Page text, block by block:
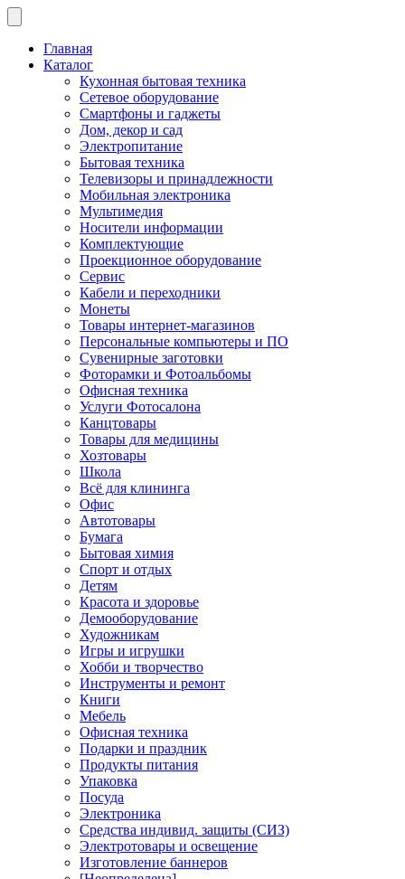
Главная
Каталог
Кухонная бытовая техника
Сетевое оборудование
Смартфоны и гаджеты
Дом, декор и сад
Электропитание
Бытовая техника
Телевизоры и принадлежности
Мобильная электроника
Мультимедия
Носители информации
Комплектующие
Проекционное оборудование
Сервис
Кабели и переходники
Монеты
Товары интернет-магазинов
Персональные компьютеры и ПО
Сувенирные заготовки
Фоторамки и Фотоальбомы
Офисная техника
Услуги Фотосалона
Канцтовары
Товары для медицины
Хозтовары
Школа
Всё для клининга
Офис
Автотовары
Бумага
Бытовая химия
Спорт и отдых
Детям
Красота и здоровье
Демооборудование
Художникам
Игры и игрушки
Хобби и творчество
Инструменты и ремонт
Книги
Мебель
Офисная техника
Подарки и праздник
Продукты питания
Упаковка
Посуда
Электроника
Средства индивид. защиты (СИЗ)
Электротовары и освещение
Изготовление баннеров